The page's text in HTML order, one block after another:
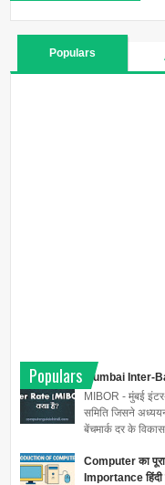
Populars
Populars
Mumbai Inter-
MIBOR - मुंबई
समिति जिसने
बेंचमार्क दर के
Computer का
Importance हिंदी